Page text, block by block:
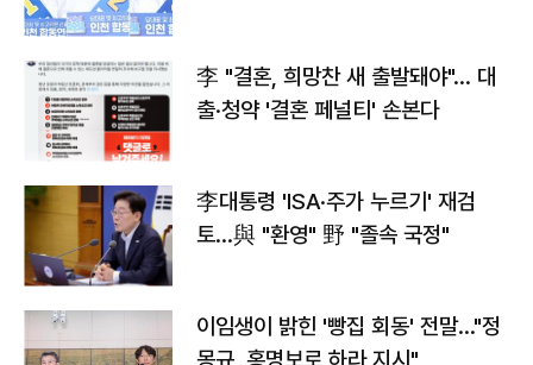
李 "결혼, 희망찬 새 출발돼야"… 대
출·청약 '결혼 페널티' 손본다
李대통령 'ISA·주가 누르기' 재검
토…與 "환영" 野 "졸속 국정"
이임생이 밝힌 '빵집 회동' 전말…"정
몽규, 홍명보로 하라 지시"